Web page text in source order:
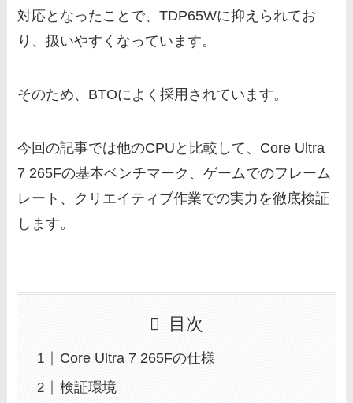
対応となったことで、TDP65Wに抑えられてお
り、扱いやすくなっています。
そのため、BTOによく採用されています。
今回の記事では他のCPUと比較して、Core Ultra
7 265Fの基本ベンチマーク、ゲームでのフレーム
レート、クリエイティブ作業での実力を徹底検証
します。
目次
Core Ultra 7 265Fの仕様
検証環境